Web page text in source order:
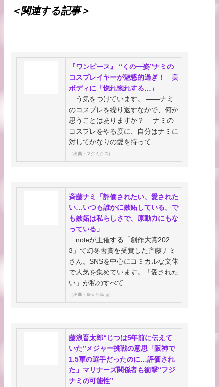
＜関連する記事＞
『ワンピース』 “くの一姿”ナミの
コスプレイヤーが魅惑的過ぎ！ 美
ボディに「惚れ惚れする…」
…う気をつけています。 ――ナミ
のコスプレを繰り返すなかで、何か
思うことはありますか？ ナミの
コスプレをやる度に、自分はナミに
対してかなりの愛を持って…
（出典：マグミクス）
斉藤ナミ「評価されたい、愛された
い…いつも誰かに嫉妬している。で
も嫉妬は私らしさで、原動力にもな
っている」
…noteが主催する「創作大賞202
3」で幻冬舎賞を受賞した斉藤ナミ
さん。SNSを中心にコミカルな文体
で人気を集めています。「愛された
い」が私のすべて…
（出典：婦人公論.jp）
藤浪晋太郎“じつは5年前に伝えて
いた”メジャー挑戦の意思「阪神で
1.5軍の選手だったのに…評価され
た」マリナーズ関係者も衝撃“フジ
ナミの可能性”